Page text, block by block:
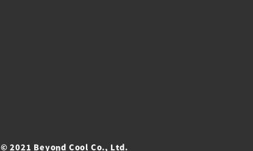
© 2021 Beyond Cool Co., Ltd.